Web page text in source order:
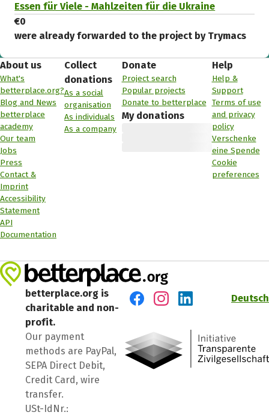
Essen für Viele - Mahlzeiten für die Ukraine
€0
were already forwarded to the project by Trymacs
About us
What's
betterplace.org?
Blog and News
betterplace
academy
Our team
Jobs
Press
Contact &
Imprint
Accessibility
Statement
API
Documentation
Collect
donations
As a social
organisation
As individuals
As a company
Donate
Project search
Popular projects
Donate to betterplace
My donations
Help
Help &
Support
Terms of use
and privacy
policy
Verschenke
eine Spende
Cookie
preferences
betterplace.org is
charitable and non-
profit.
Our payment
methods are PayPal,
SEPA Direct Debit,
Credit Card, wire
transfer.
USt-IdNr.:
Deutsch